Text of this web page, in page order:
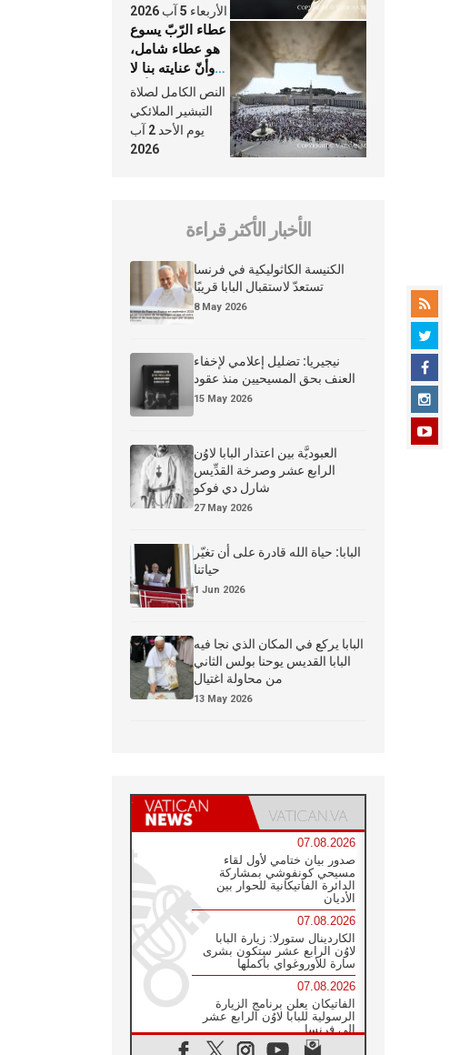
الأربعاء 5 آب 2026
عطاء الرّبّ يسوع
هو عطاء شامل،
وأنّ عنايته بنا لا
تغيب عنّا أبدًا
النص الكامل لصلاة
التبشير الملائكي
يوم الأحد 2 آب
2026
الأخبار الأكثر قراءة
الكنيسة الكاثوليكية في فرنسا
تستعدّ لاستقبال البابا قريبًا
8 May 2026
نيجيريا: تضليل إعلامي لإخفاء
العنف بحق المسيحيين منذ عقود
15 May 2026
العبوديَّة بين اعتذار البابا لاوُن
الرابع عشر وصرخة القدِّيس
شارل دي فوكو
27 May 2026
البابا: حياة الله قادرة على أن تغيّر
حياتنا
1 Jun 2026
البابا يركع في المكان الذي نجا فيه
البابا القديس يوحنا بولس الثاني
من محاولة اغتيال
13 May 2026
07.08.2026
صدور بيان ختامي لأول لقاء
مسيحي كونفوشي بمشاركة
الدائرة الفاتيكانية للحوار بين
الأديان
07.08.2026
الكاردينال ستورلا: زيارة البابا
لاوُن الرابع عشر ستكون بشرى
سارة للأوروغواي بأكملها
07.08.2026
الفاتيكان يعلن برنامج الزيارة
الرسولية للبابا لاوُن الرابع عشر
إلى فرنسا
07.08.2026